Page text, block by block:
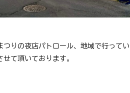
りの夜店パトロール、地域で行ってい
て頂いております。